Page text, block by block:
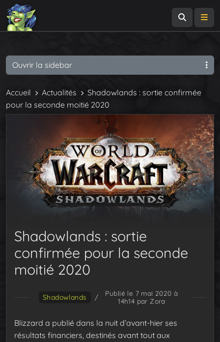
Accueil Actualités
Shadowlands : sortie confirmée
pour la seconde moitié 2020
Shadowlands : sortie
confirmée pour la seconde
moitié 2020
Shadowlands /
Publié le 7 mai 2020 à
14h14 par Zora
Blizzard a publié dans la nuit d’avant-hier ses
résultats financiers, destinés avant tout aux
Ouvrir la sidebar